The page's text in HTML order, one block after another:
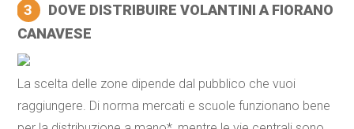
3
DOVE DISTRIBUIRE VOLANTINI A FIORANO
CANAVESE
La scelta delle zone dipende dal pubblico che vuoi
raggiungere. Di norma mercati e scuole funzionano bene